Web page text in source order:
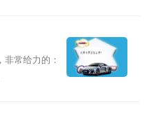
常给力的：